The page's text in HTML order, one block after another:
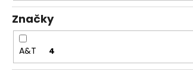
Značky
A&T 4